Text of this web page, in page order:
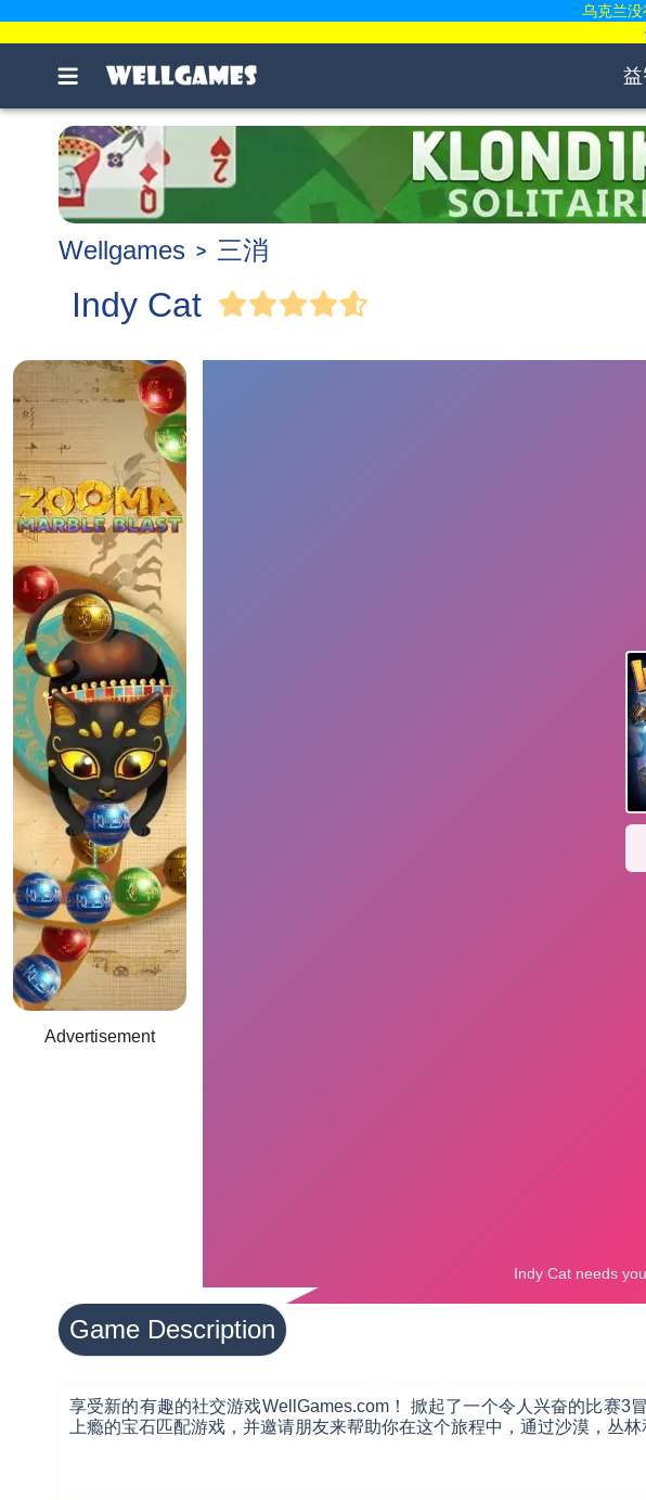
益
Wellgames 三消
Indy Cat
Advertisement
Game Description
享受新的有趣的社交游戏WellGames.com！ 掀起了一个令人兴奋的比赛
上瘾的宝石匹配游戏，并邀请朋友来帮助你在这个旅程中，通过沙漠，丛
乌克兰没